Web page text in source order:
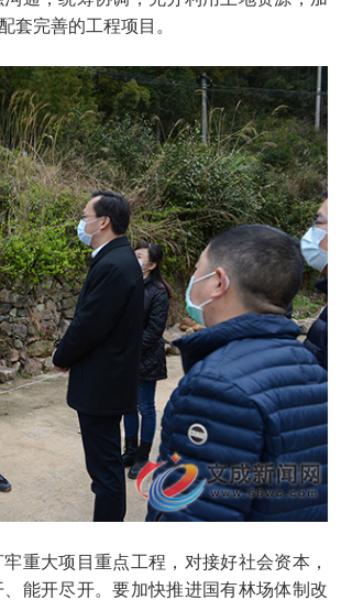
套完善的工程项目。
大项目重点工程，对接好社会资本，
能开尽开。要加快推进国有林场体制改